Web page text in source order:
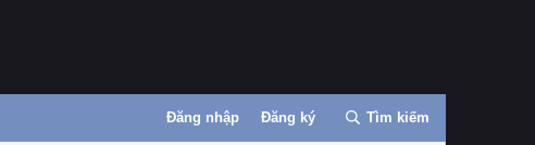
Đăng nhập Đăng ký Tìm kiếm